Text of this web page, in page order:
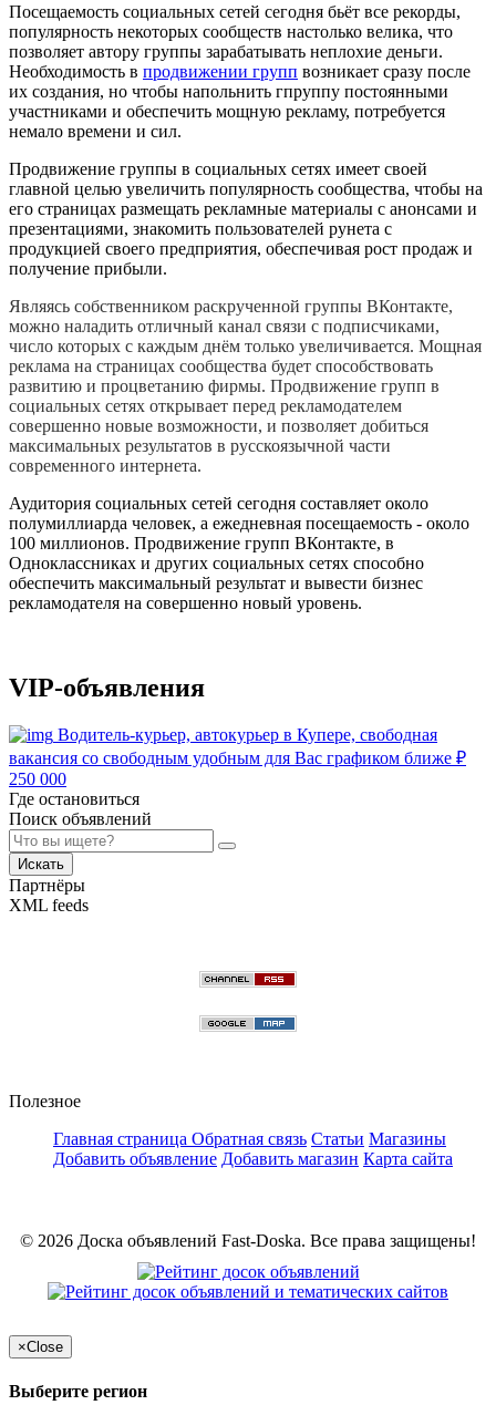
Посещаемость социальных сетей сегодня бьёт все рекорды,
популярность некоторых сообществ настолько велика, что
позволяет автору группы зарабатывать неплохие деньги.
Необходимость в продвижении групп возникает сразу после
их создания, но чтобы напольнить гпруппу постоянными
участниками и обеспечить мощную рекламу, потребуется
немало времени и сил.
Продвижение группы в социальных сетях имеет своей
главной целью увеличить популярность сообщества, чтобы на
его страницах размещать рекламные материалы с анонсами и
презентациями, знакомить пользователей рунета с
продукцией своего предприятия, обеспечивая рост продаж и
получение прибыли.
Являясь собственником раскрученной группы ВКонтакте,
можно наладить отличный канал связи с подписчиками,
число которых с каждым днём только увеличивается. Мощная
реклама на страницах сообщества будет способствовать
развитию и процветанию фирмы. Продвижение групп в
социальных сетях открывает перед рекламодателем
совершенно новые возможности, и позволяет добиться
максимальных результатов в русскоязычной части
современного интернета.
Аудитория социальных сетей сегодня составляет около
полумиллиарда человек, а ежедневная посещаемость - около
100 миллионов. Продвижение групп ВКонтакте, в
Одноклассниках и других социальных сетях способно
обеспечить максимальный результат и вывести бизнес
рекламодателя на совершенно новый уровень.
VIP-объявления
Водитель-курьер, автокурьер в Купере, свободная
вакансия со свободным удобным для Вас графиком ближе ₽
250 000
Где остановиться
Поиск объявлений
Искать
Партнёры
XML feeds
Полезное
Главная страница Обратная связь Статьи Магазины
Добавить объявление Добавить магазин Карта сайта
© 2026 Доска объявлений Fast-Doska. Все права защищены!
×Close
Выберите регион